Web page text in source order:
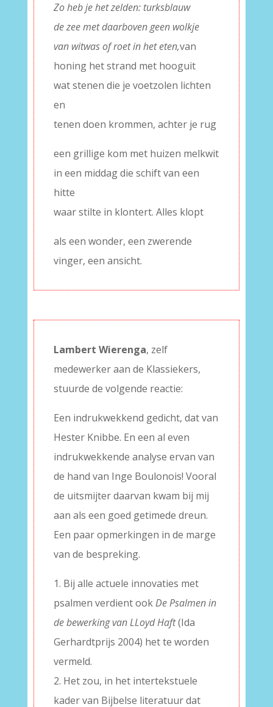
Zo heb je het zelden: turksblauw
de zee met daarboven geen wolkje
van witwas of roet in het eten,van
honing het strand met hooguit
wat stenen die je voetzolen lichten
en
tenen doen krommen, achter je rug
een grillige kom met huizen melkwit
in een middag die schift van een
hitte
waar stilte in klontert. Alles klopt
als een wonder, een zwerende
vinger, een ansicht.
Lambert Wierenga, zelf
medewerker aan de Klassiekers,
stuurde de volgende reactie:
Een indrukwekkend gedicht, dat van
Hester Knibbe. En een al even
indrukwekkende analyse ervan van
de hand van Inge Boulonois! Vooral
de uitsmijter daarvan kwam bij mij
aan als een goed getimede dreun.
Een paar opmerkingen in de marge
van de bespreking.
1. Bij alle actuele innovaties met
psalmen verdient ookDe Psalmen in
de bewerking van LLoyd Haft(Ida
Gerhardtprijs 2004) het te worden
vermeld.
2. Het zou, in het intertekstuele
kader van Bijbelse literatuur dat